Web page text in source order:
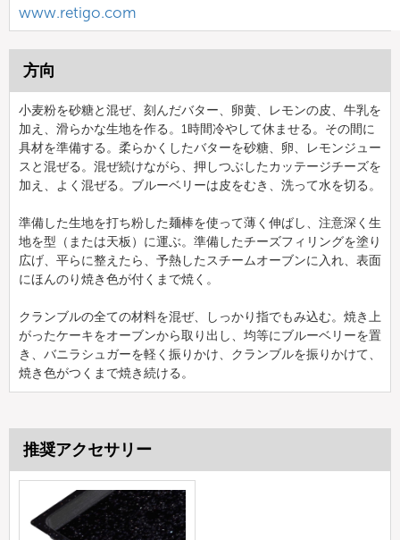
www.retigo.com
方向
小麦粉を砂糖と混ぜ、刻んだバター、卵黄、レモンの皮、牛乳を
加え、滑らかな生地を作る。1時間冷やして休ませる。その間に
具材を準備する。柔らかくしたバターを砂糖、卵、レモンジュー
スと混ぜる。混ぜ続けながら、押しつぶしたカッテージチーズを
加え、よく混ぜる。ブルーベリーは皮をむき、洗って水を切る。
準備した生地を打ち粉した麺棒を使って薄く伸ばし、注意深く生
地を型（または天板）に運ぶ。準備したチーズフィリングを塗り
広げ、平らに整えたら、予熱したスチームオーブンに入れ、表面
にほんのり焼き色が付くまで焼く。
クランブルの全ての材料を混ぜ、しっかり指でもみ込む。焼き上
がったケーキをオーブンから取り出し、均等にブルーベリーを置
き、バニラシュガーを軽く振りかけ、クランブルを振りかけて、
焼き色がつくまで焼き続ける。
推奨アクセサリー